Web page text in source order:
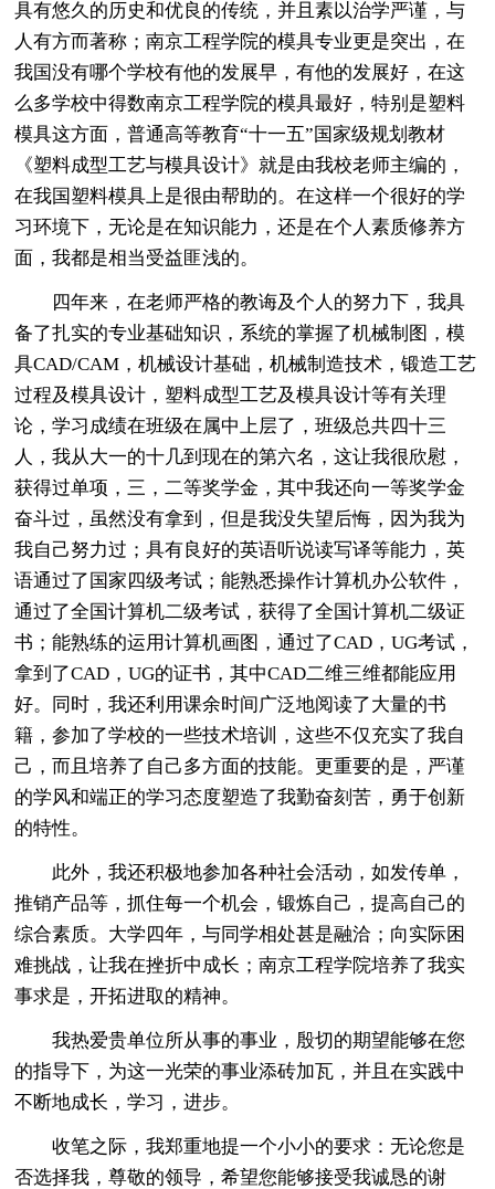
具有悠久的历史和优良的传统，并且素以治学严谨，与
人有方而著称；南京工程学院的模具专业更是突出，在
我国没有哪个学校有他的发展早，有他的发展好，在这
么多学校中得数南京工程学院的模具最好，特别是塑料
模具这方面，普通高等教育“十一五”国家级规划教材
《塑料成型工艺与模具设计》就是由我校老师主编的，
在我国塑料模具上是很由帮助的。在这样一个很好的学
习环境下，无论是在知识能力，还是在个人素质修养方
面，我都是相当受益匪浅的。
四年来，在老师严格的教诲及个人的努力下，我具
备了扎实的专业基础知识，系统的掌握了机械制图，模
具CAD/CAM，机械设计基础，机械制造技术，锻造工艺
过程及模具设计，塑料成型工艺及模具设计等有关理
论，学习成绩在班级在属中上层了，班级总共四十三
人，我从大一的十几到现在的第六名，这让我很欣慰，
获得过单项，三，二等奖学金，其中我还向一等奖学金
奋斗过，虽然没有拿到，但是我没失望后悔，因为我为
我自己努力过；具有良好的英语听说读写译等能力，英
语通过了国家四级考试；能熟悉操作计算机办公软件，
通过了全国计算机二级考试，获得了全国计算机二级证
书；能熟练的运用计算机画图，通过了CAD，UG考试，
拿到了CAD，UG的证书，其中CAD二维三维都能应用
好。同时，我还利用课余时间广泛地阅读了大量的书
籍，参加了学校的一些技术培训，这些不仅充实了我自
己，而且培养了自己多方面的技能。更重要的是，严谨
的学风和端正的学习态度塑造了我勤奋刻苦，勇于创新
的特性。
此外，我还积极地参加各种社会活动，如发传单，
推销产品等，抓住每一个机会，锻炼自己，提高自己的
综合素质。大学四年，与同学相处甚是融洽；向实际困
难挑战，让我在挫折中成长；南京工程学院培养了我实
事求是，开拓进取的精神。
我热爱贵单位所从事的事业，殷切的期望能够在您
的指导下，为这一光荣的事业添砖加瓦，并且在实践中
不断地成长，学习，进步。
收笔之际，我郑重地提一个小小的要求：无论您是
否选择我，尊敬的领导，希望您能够接受我诚恳的谢